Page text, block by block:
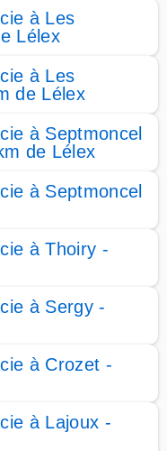
à Les
Lélex
à Les
de Lélex
à Septmoncel
de Lélex
à Septmoncel
à Thoiry -
à Sergy -
à Crozet -
à Lajoux -